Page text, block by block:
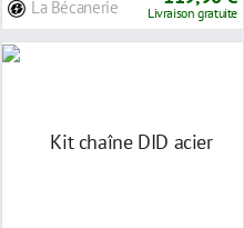
La Bécanerie Livraison gratuite